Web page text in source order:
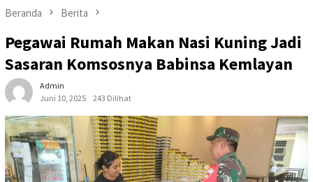
Beranda Berita
Pegawai Rumah Makan Nasi Kuning Jadi
Sasaran Komsosnya Babinsa Kemlayan
Admin
Juni 10, 2025
243 Dilihat